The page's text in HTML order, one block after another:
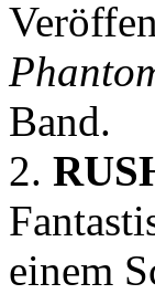
Band.
2.
einem